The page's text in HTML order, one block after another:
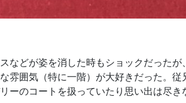
などが姿を消した時もショックだった
雰囲気（特に一階）が大好きだった。
ーのコートを扱っていたり思い出は尽き